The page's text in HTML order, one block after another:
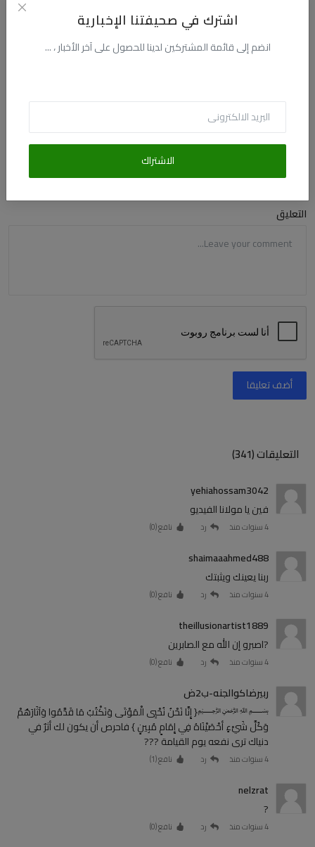
اشترك في صحيفتنا الإخبارية
انضم إلى قائمة المشتركين لدينا للحصول على آخر الأخبار ، ...
الاشتراك
التعليقات
التعليق
أضف تعليقا
التعليقات (341)
yehiahossam3042
فين يا مولانا الفيديو
4 سنوات منذ رد نافع (0
)
shaimaaahmed488
ربنا يعينك ويثبتك
4 سنوات منذ رد نافع (0
)
theillusionartist1889
?اصبرو إن الله مع الصابرين
4 سنوات منذ رد نافع (0
)
ربيرضاكوالجنه-ب2ض
﷽{ إِنَّا نَحْنُ نُحْيِي الْمَوْتَى وَنَكْتُبُ مَا قَدَّمُوا وَآثَارَهُمْ
وَكُلَّ شَيْءٍ أحْصَيْنَاهُ فِي إِمَامٍ مُبِينٍ } فاحرص أن يكون لك أثرٌ في
دنياك ترى نفعه يوم القيامة ???
4 سنوات منذ رد نافع (1
)
nelzrat
?
4 سنوات منذ رد نافع (0
)